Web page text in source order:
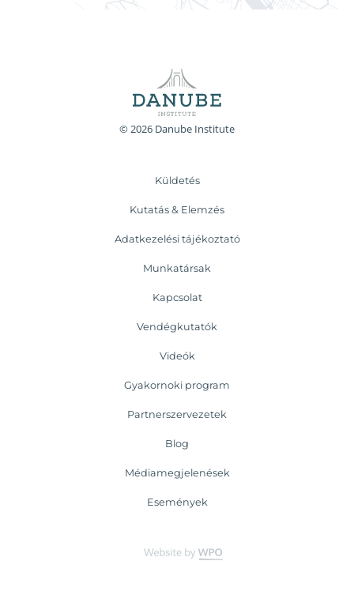
© 2026 Danube Institute
Küldetés
Kutatás & Elemzés
Adatkezelési tájékoztató
Munkatársak
Kapcsolat
Vendégkutatók
Videók
Gyakornoki program
Partnerszervezetek
Blog
Médiamegjelenések
Események